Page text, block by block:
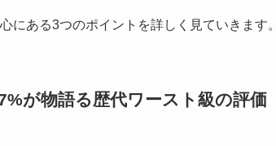
にある3つのポイントを詳しく見ていきます。
が物語る歴代ワースト級の評価